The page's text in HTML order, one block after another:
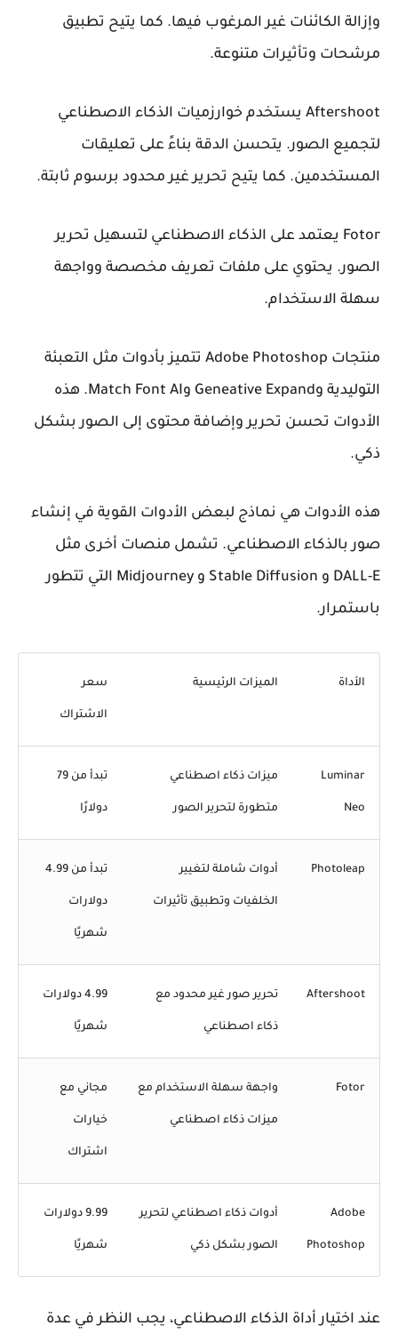
وإزالة الكائنات غير المرغوب فيها. كما يتيح تطبيق
مرشحات وتأثيرات متنوعة.
Aftershoot يستخدم خوارزميات الذكاء الاصطناعي
لتجميع الصور. يتحسن الدقة بناءً على تعليقات
المستخدمين. كما يتيح تحرير غير محدود برسوم ثابتة.
Fotor يعتمد على الذكاء الاصطناعي لتسهيل تحرير
الصور. يحتوي على ملفات تعريف مخصصة وواجهة
سهلة الاستخدام.
منتجات Adobe Photoshop تتميز بأدوات مثل التعبئة
التوليدية وGeneative Expand وMatch Font AI. هذه
الأدوات تحسن تحرير وإضافة محتوى إلى الصور بشكل
ذكي.
هذه الأدوات هي نماذج لبعض الأدوات القوية في إنشاء
صور بالذكاء الاصطناعي. تشمل منصات أخرى مثل
DALL-E و Stable Diffusion و Midjourney التي تتطور
باستمرار.
الأداة الميزات الرئيسية سعر
الاشتراك
Luminar
Neo
ميزات ذكاء اصطناعي
متطورة لتحرير الصور
تبدأ من 79
دولارًا
Photoleap أدوات شاملة لتغيير
الخلفيات وتطبيق تأثيرات
تبدأ من 4.99
دولارات
شهريًا
Aftershoot تحرير صور غير محدود مع
ذكاء اصطناعي
4.99 دولارات
شهريًا
Fotor واجهة سهلة الاستخدام مع
ميزات ذكاء اصطناعي
مجاني مع
خيارات
اشتراك
Adobe
Photoshop
أدوات ذكاء اصطناعي لتحرير
الصور بشكل ذكي
9.99 دولارات
شهريًا
عند اختيار أداة الذكاء الاصطناعي، يجب النظر في عدة